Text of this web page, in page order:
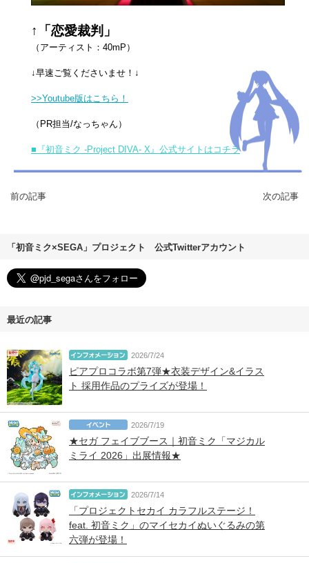
↑「恋愛裁判」
（アーティスト：40mP）
↓早速ご覧くださいませ！↓
>>Youtube版はこちら！
（PR担当/なっちゃん）
■『初音ミク -Project DIVA- X』公式サイトはコチラ
前の記事 次の記事
「初音ミク×SEGA」プロジェクト 公式Twitterアカウント
最近の記事
2026/7/24
ピアプロコラボ第7弾★衣装デザイン&イラス
ト 採用作品のプライズが登場！
2026/7/19
★セガ フェイブブース｜初音ミク「マジカル
ミライ 2026」出展情報★
2026/7/14
「プロジェクトセカイ カラフルステージ！
feat. 初音ミク」のマイセカイぬいぐるみの第
六弾が登場！